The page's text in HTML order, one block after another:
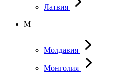
Латвия
М
Молдавия
Монголия